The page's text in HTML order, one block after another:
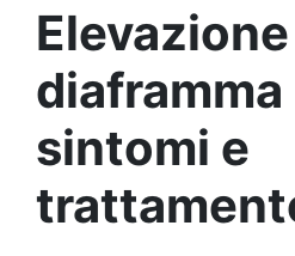
sintomi e